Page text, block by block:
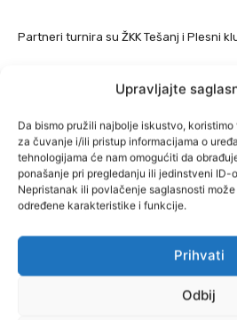
Upravljajte
Da bismo pružili najbolje iskustvo,
za čuvanje i/ili pristup informacijama o
tehnologijama će nam omogućiti da
ponašanje pri pregledanju ili jedinstveni
Nepristanak ili povlačenje saglasnosti
određene karakteristike i funkcije.
Prihvati
Odbij
Partneri turnira su ŽKK Tešanj i Plesni